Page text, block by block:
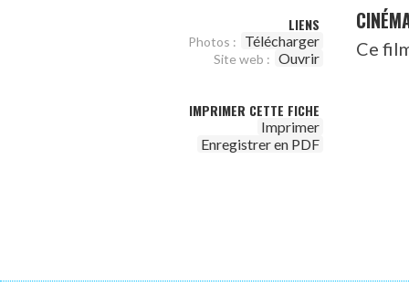
LIENS
Photos : Télécharger
Site web : Ouvrir
IMPRIMER CETTE FICHE
Imprimer
Enregistrer en PDF
Ce